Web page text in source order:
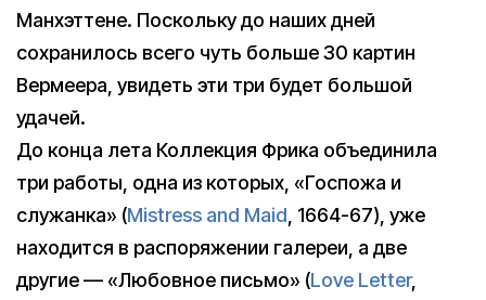
Манхэттене. Поскольку до наших дней
сохранилось всего чуть больше 30 картин
Вермеера, увидеть эти три будет большой
удачей.
До конца лета Коллекция Фрика объединила
три работы, одна из которых, «Госпожа и
служанка» (Mistress and Maid, 1664-67), уже
находится в распоряжении галереи, а две
другие — «Любовное письмо» (Love Letter,